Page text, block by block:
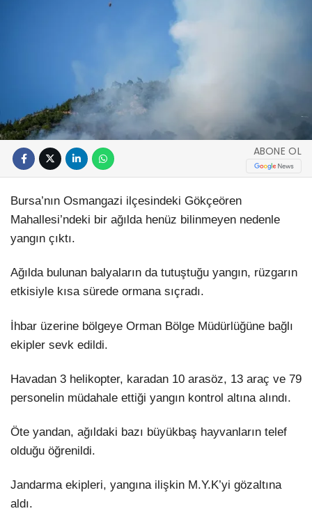
ABONE OL
Bursa’nın Osmangazi ilçesindeki Gökçeören
Mahallesi’ndeki bir ağılda henüz bilinmeyen nedenle
yangın çıktı.
Ağılda bulunan balyaların da tutuştuğu yangın, rüzgarın
etkisiyle kısa sürede ormana sıçradı.
İhbar üzerine bölgeye Orman Bölge Müdürlüğüne bağlı
ekipler sevk edildi.
Havadan 3 helikopter, karadan 10 arasöz, 13 araç ve 79
personelin müdahale ettiği yangın kontrol altına alındı.
Öte yandan, ağıldaki bazı büyükbaş hayvanların telef
olduğu öğrenildi.
Jandarma ekipleri, yangına ilişkin M.Y.K’yi gözaltına
aldı.